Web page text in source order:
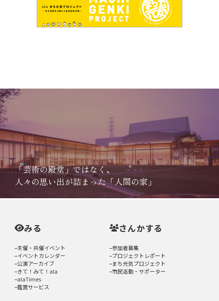
「芸術の殿堂」ではなく、
人々の思い出が詰まった「人間の家」
みる
主催・共催イベント
イベントカレンダー
公演アーカイブ
きて！みて！ala
alaTimes
鑑賞サービス
さんかする
参加者募集
プロジェクトレポート
まち元気プロジェクト
市民活動・サポーター